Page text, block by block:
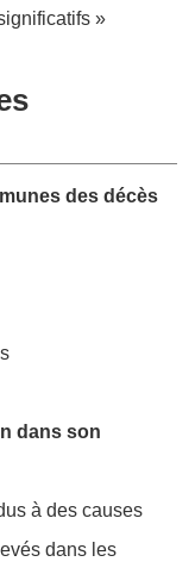
»
des décès
dans son
à des causes
dans les